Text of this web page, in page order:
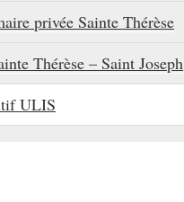
privée Sainte Thérèse
Thérèse – Saint Joseph
ULIS